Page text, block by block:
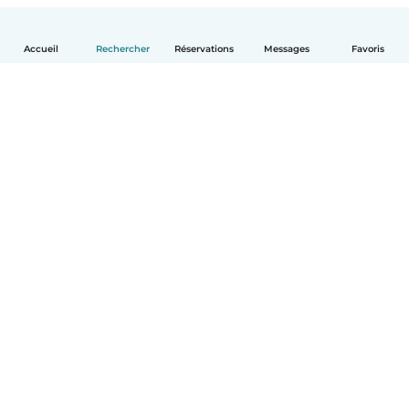
Accueil Rechercher Réservations Messages Favoris